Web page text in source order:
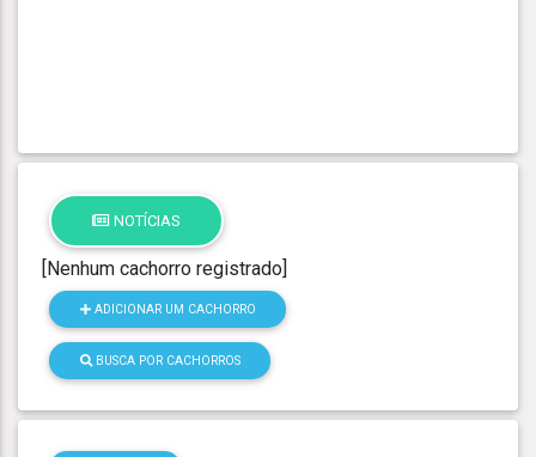
NOTÍCIAS
[Nenhum cachorro registrado]
ADICIONAR UM CACHORRO
BUSCA POR CACHORROS